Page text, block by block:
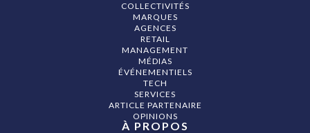
COLLECTIVITÉS
MARQUES
AGENCES
RETAIL
MANAGEMENT
MÉDIAS
ÉVÉNEMENTIELS
TECH
SERVICES
ARTICLE PARTENAIRE
OPINIONS
À PROPOS